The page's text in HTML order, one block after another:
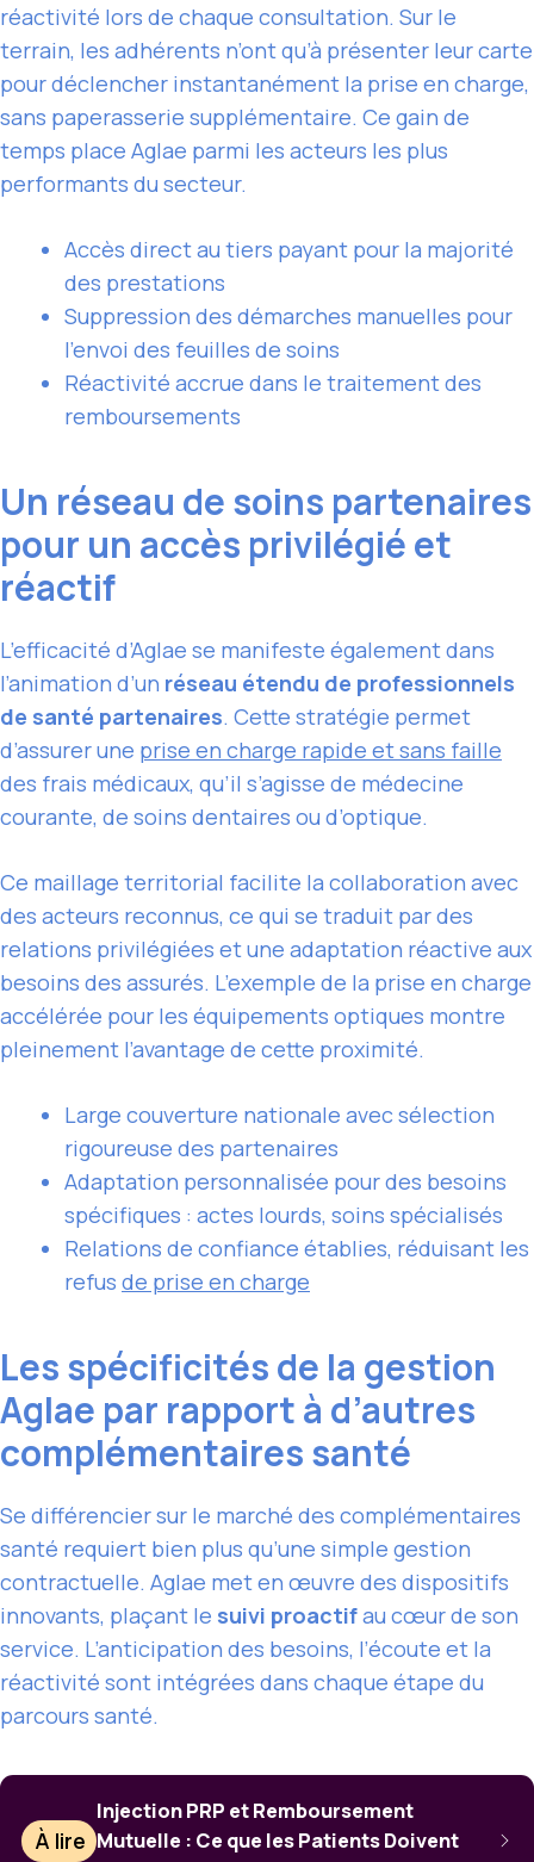
réactivité lors de chaque consultation. Sur le
terrain, les adhérents n’ont qu’à présenter leur carte
pour déclencher instantanément la prise en charge,
sans paperasserie supplémentaire. Ce gain de
temps place Aglae parmi les acteurs les plus
performants du secteur.
Accès direct au tiers payant pour la majorité
des prestations
Suppression des démarches manuelles pour
l’envoi des feuilles de soins
Réactivité accrue dans le traitement des
remboursements
Un réseau de soins partenaires
pour un accès privilégié et
réactif
L’efficacité d’Aglae se manifeste également dans
l’animation d’un réseau étendu de professionnels
de santé partenaires. Cette stratégie permet
d’assurer une prise en charge rapide et sans faille
des frais médicaux, qu’il s’agisse de médecine
courante, de soins dentaires ou d’optique.
Ce maillage territorial facilite la collaboration avec
des acteurs reconnus, ce qui se traduit par des
relations privilégiées et une adaptation réactive aux
besoins des assurés. L’exemple de la prise en charge
accélérée pour les équipements optiques montre
pleinement l’avantage de cette proximité.
Large couverture nationale avec sélection
rigoureuse des partenaires
Adaptation personnalisée pour des besoins
spécifiques : actes lourds, soins spécialisés
Relations de confiance établies, réduisant les
refus de prise en charge
Les spécificités de la gestion
Aglae par rapport à d’autres
complémentaires santé
Se différencier sur le marché des complémentaires
santé requiert bien plus qu’une simple gestion
contractuelle. Aglae met en œuvre des dispositifs
innovants, plaçant le suivi proactifau cœur de son
service. L’anticipation des besoins, l’écoute et la
réactivité sont intégrées dans chaque étape du
parcours santé.
À lire
Injection PRP et Remboursement
Mutuelle : Ce que les Patients Doivent